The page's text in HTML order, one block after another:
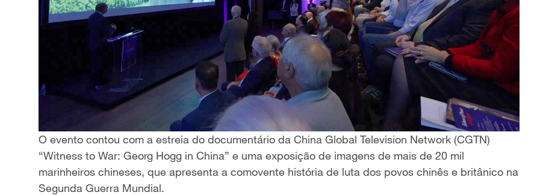
O evento contou com a estreia do documentário da China Global Television Network (CGTN)
“Witness to War: Georg Hogg in China” e uma exposição de imagens de mais de 20 mil
marinheiros chineses, que apresenta a comovente história de luta dos povos chinês e britânico na
Segunda Guerra Mundial.